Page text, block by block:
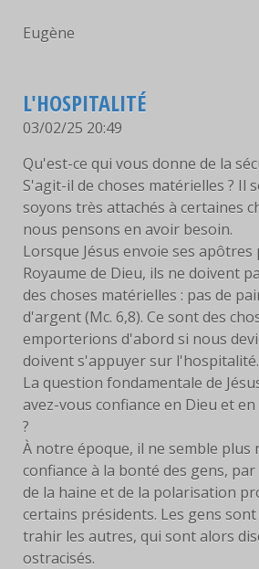
Eugène
L'HOSPITALITÉ
03/02/25 20:49
Qu'est-ce qui vous donne de la
S'agit-il de choses matérielles ? Il
soyons très attachés à certaines
nous pensons en avoir besoin.
Lorsque Jésus envoie ses apôtres
Royaume de Dieu, ils ne doivent
des choses matérielles : pas de
d'argent (Mc. 6,8). Ce sont des
emporterions d'abord si nous
doivent s'appuyer sur l'hospitalité.
La question fondamentale de
avez-vous confiance en Dieu et
?
À notre époque, il ne semble plus
confiance à la bonté des gens, par
de la haine et de la polarisation
certains présidents. Les gens
trahir les autres, qui sont alors
ostracisés.